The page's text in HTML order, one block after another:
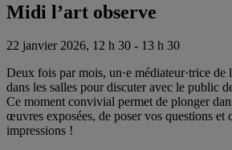
Midi l’art observe
22 janvier 2026, 12 h 30 - 13 h 30
Deux fois par mois, un·e médiateur·trice de
dans les salles pour discuter avec le public
Ce moment convivial permet de plonger
œuvres exposées, de poser vos questions et
impressions !